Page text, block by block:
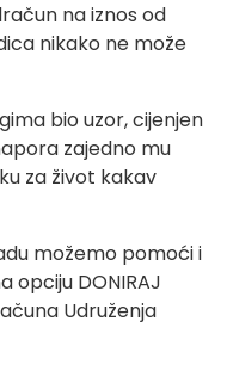
na iznos od
nikako ne može
bio uzor, cijenjen
zajedno mu
za život kakav
možemo pomoći i
opciju DONIRAJ
Udruženja